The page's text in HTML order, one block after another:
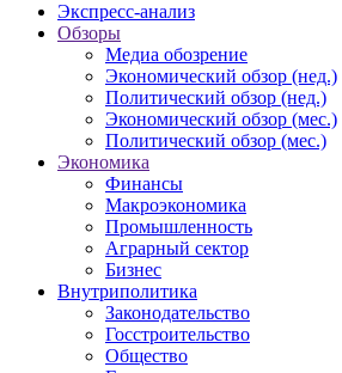
Экспресс-анализ
Обзоры
Медиа обозрение
Экономический обзор (нед.)
Политический обзор (нед.)
Экономический обзор (мес.)
Политический обзор (мес.)
Экономика
Финансы
Макроэкономика
Промышленность
Аграрный сектор
Бизнес
Внутриполитика
Законодательство
Госстроительство
Общество